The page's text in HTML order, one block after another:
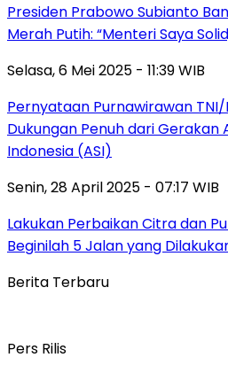
Presiden Prabowo Subianto
Merah Putih: “Menteri Saya
Selasa, 6 Mei 2025 - 11:39 WIB
Pernyataan Purnawirawan
Dukungan Penuh dari Gerakan
Indonesia (ASI)
Senin, 28 April 2025 - 07:17 WIB
Lakukan Perbaikan Citra dan
Beginilah 5 Jalan yang
Berita Terbaru
Pers Rilis